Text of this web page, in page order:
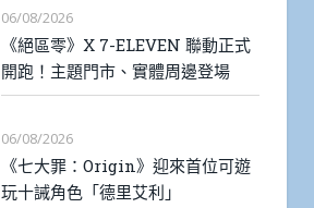
06/08/2026
《絕區零》X 7-ELEVEN 聯動正式
開跑！主題門市、實體周邊登場
06/08/2026
《七大罪：Origin》迎來首位可遊
玩十誡角色「德里艾利」